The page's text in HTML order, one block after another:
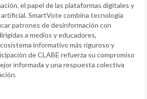
el papel de las plataformas digitales y
SmartVote combina tecnología
patrones de desinformación con
a medios y educadores,
informativo más riguroso y
de CLABE refuerza su compromiso
informada y una respuesta colectiva